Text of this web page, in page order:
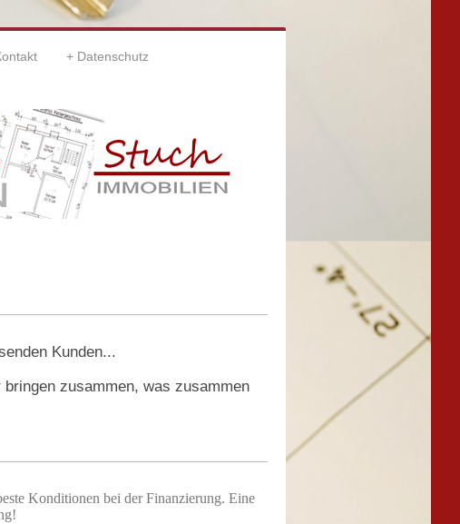
Datenschutz
Kunden...
zusammen, was zusammen
Konditionen bei der Finanzierung. Eine